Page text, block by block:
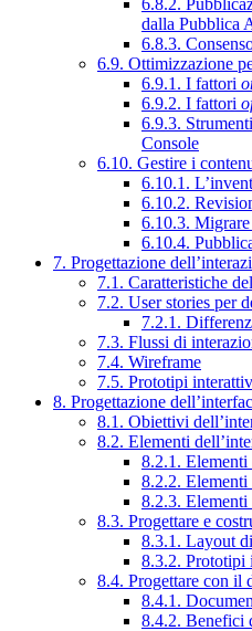
6.8.2.
dalla Pubblica
6.8.3.
6.9. Ottimizzazione
6.9.1. I fattori
6.9.2. I fattori
6.9.3.
Console
6.10. Gestire i
6.10.1.
6.10.2.
6.10.3.
6.10.4.
7. Progettazione
7.1. Caratteristiche
7.2. User stories per
7.2.1.
7.3. Flussi di
7.4. Wireframe
7.5. Prototipi
8. Progettazione
8.1. Obiettivi
8.2. Elementi
8.2.1.
8.2.2.
8.2.3.
8.3. Progettare e
8.3.1. Layout
8.3.2. Prototipi
8.4. Progettare con il
8.4.1.
8.4.2. Benefici